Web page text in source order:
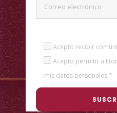
Acepto recibir
Acepto permitir a
mis datos personales *